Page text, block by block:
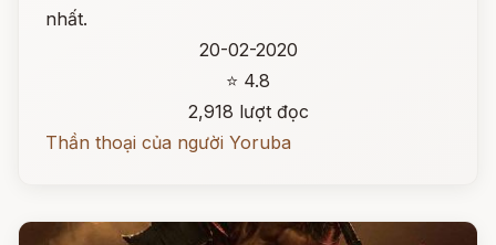
nhất.
20-02-2020
⭐ 4.8
2,918 lượt đọc
Thần thoại của người Yoruba